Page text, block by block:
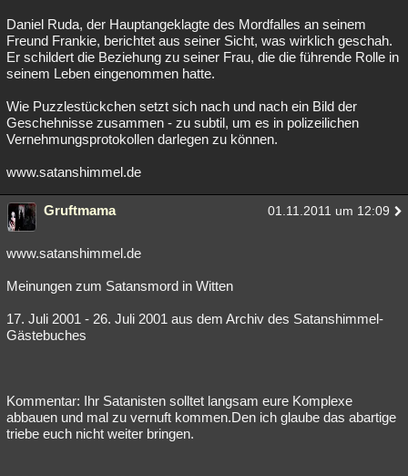
Daniel Ruda, der Hauptangeklagte des Mordfalles an seinem
Freund Frankie, berichtet aus seiner Sicht, was wirklich geschah.
Er schildert die Beziehung zu seiner Frau, die die führende Rolle in
seinem Leben eingenommen hatte.
Wie Puzzlestückchen setzt sich nach und nach ein Bild der
Geschehnisse zusammen - zu subtil, um es in polizeilichen
Vernehmungsprotokollen darlegen zu können.
www.satanshimmel.de
Gruftmama 01.11.2011 um 12:09
www.satanshimmel.de
Meinungen zum Satansmord in Witten
17. Juli 2001 - 26. Juli 2001 aus dem Archiv des Satanshimmel-
Gästebuches
Kommentar: Ihr Satanisten solltet langsam eure Komplexe
abbauen und mal zu vernuft kommen.Den ich glaube das abartige
triebe euch nicht weiter bringen.